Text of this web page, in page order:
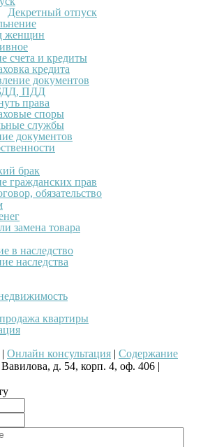
Декретный отпуск
женщин
счета и кредиты
кредита
документов
ПДД
права
споры
службы
документов
брак
гражданских прав
обязательство
замена товара
в наследство
наследства
квартиры
Онлайн консультация | Содержание
д. 54, корп. 4, оф. 406 |